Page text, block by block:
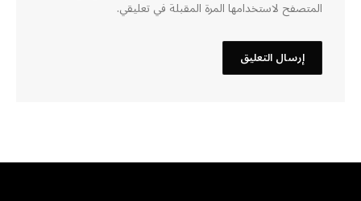
المتصفح لاستخدامها المرة المقبلة في تعليقي.